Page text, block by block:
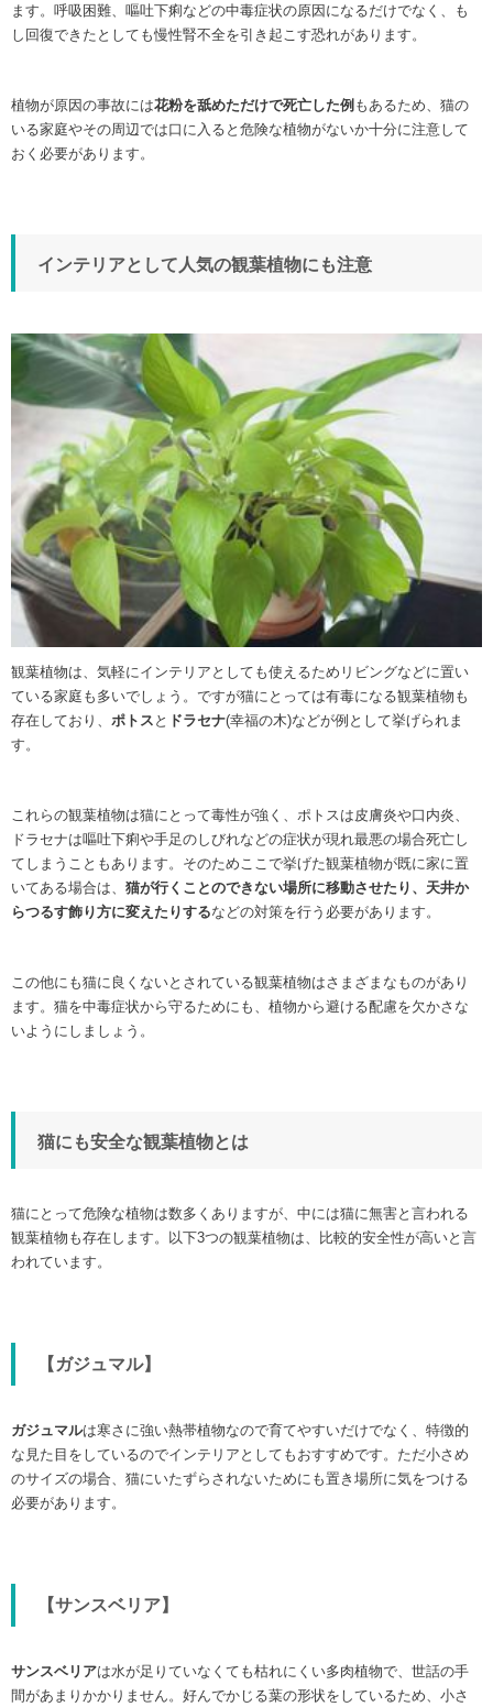
ます。呼吸困難、嘔吐下痢などの中毒症状の原因になるだけでなく、も
し回復できたとしても慢性腎不全を引き起こす恐れがあります。
植物が原因の事故には花粉を舐めただけで死亡した例 もあるため、猫の
いる家庭やその周辺では口に入ると危険な植物がないか十分に注意して
おく必要があります。
インテリアとして人気の観葉植物にも注意
観葉植物は、気軽にインテリアとしても使えるためリビングなどに置い
ている家庭も多いでしょう。ですが猫にとっては有毒になる観葉植物も
存在しており、 ポトス と ドラセナ(幸福の木)などが例として挙げられま
す。
これらの観葉植物は猫にとって毒性が強く、ポトスは皮膚炎や口内炎、
ドラセナは嘔吐下痢や手足のしびれなどの症状が現れ最悪の場合死亡し
てしまうこともあります。そのためここで挙げた観葉植物が既に家に置
いてある場合は、 猫が行くことのできない場所に移動させたり、天井か
らつるす飾り方に変えたりするなどの対策を行う必要があります。
この他にも猫に良くないとされている観葉植物はさまざまなものがあり
ます。猫を中毒症状から守るためにも、植物から避ける配慮を欠かさな
いようにしましょう。
猫にも安全な観葉植物とは
猫にとって危険な植物は数多くありますが、中には猫に無害と言われる
観葉植物も存在します。以下3つの観葉植物は、比較的安全性が高いと言
われています。
【ガジュマル】
ガジュマルは寒さに強い熱帯植物なので育てやすいだけでなく、特徴的
な見た目をしているのでインテリアとしてもおすすめです。ただ小さめ
のサイズの場合、猫にいたずらされないためにも置き場所に気をつける
必要があります。
【サンスベリア】
サンスベリアは水が足りていなくても枯れにくい多肉植物で、世話の手
間があまりかかりません。好んでかじる葉の形状をしているため、小さ